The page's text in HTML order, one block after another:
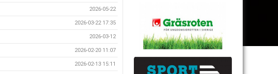
2026-05-22
2026-03-22 17:35
2026-03-12
2026-02-20 11:07
2026-02-13 15:11